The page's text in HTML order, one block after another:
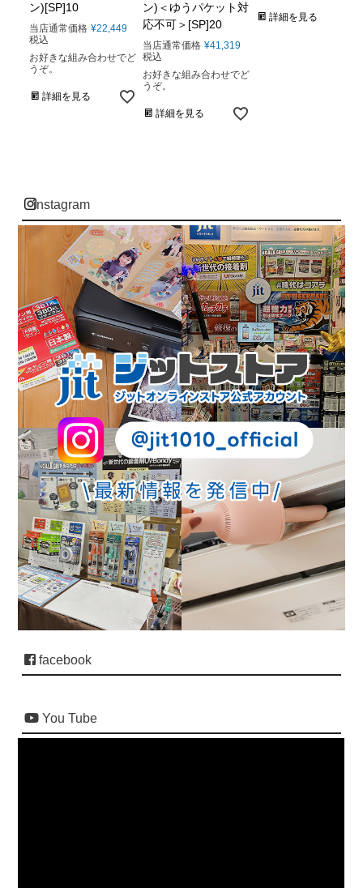
ン)[SP]10
当店通常価格 ¥22,449
税込
お好きな組み合わせでど
うぞ。
詳細を見る
ン)＜ゆうパケット対
応不可＞[SP]20
当店通常価格 ¥41,319
税込
お好きな組み合わせでど
うぞ。
詳細を見る
詳細を見る
instagram
facebook
You Tube